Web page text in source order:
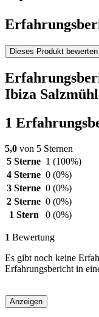
Dieses Produkt bewerten
Ibiza
1
5,0 von 5 Sternen
5 Sterne 1 (100%)
4 Sterne 0 (0%)
3 Sterne 0 (0%)
2 Sterne 0 (0%)
1 Stern
0 (0%)
1 Bewertung
Es gibt noch keine
Erfahrungsbericht in
Anzeigen